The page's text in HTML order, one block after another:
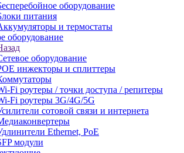
оборудование
питания
и термостаты
оборудование
оборудование
инжекторы и сплиттеры
Fi роутеры / точки доступа / репитеры
Fi роутеры 3G/4G/5G
сотовой связи и интернета
Ethernet, PoE
модули